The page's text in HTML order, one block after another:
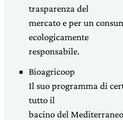
trasparenza del
mercato e per un
ecologicamente
responsabile.
Bioagricoop
Il suo programma di
tutto il
bacino del